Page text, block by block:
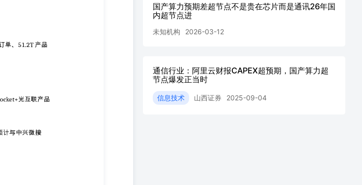
国产算力预期差超节点不是贵在芯片而是通讯26年国
内超节点进
未知机构 2026-03-12
通信行业：阿里云财报CAPEX超预期，国产算力超
节点爆发正当时
信息技术 山西证券 2025-09-04